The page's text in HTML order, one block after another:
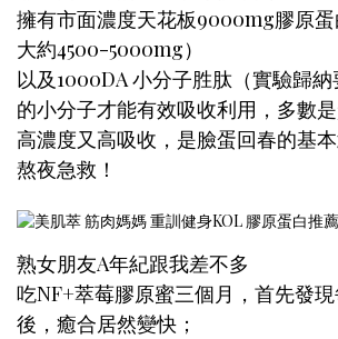
擁有市面濃度天花板9000mg膠原
大約4500-5000mg）
以及1000DA 小分子胜肽（實驗歸
的小分子才能有效吸收利用，多數是
高濃度又高吸收，是臉蛋回春的基
熬夜急救！
熟女朋友A年紀跟我差不多
吃NF+萃莓膠原蜜三個月，首先發
後，癒合居然變快；